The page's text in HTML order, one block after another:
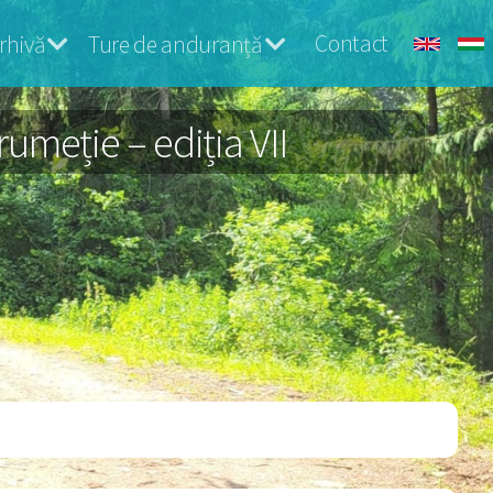
Ture de anduranță Contact
– ediția VII